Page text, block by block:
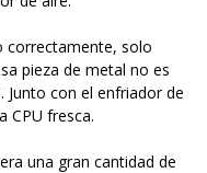
correctamente, solo
pieza de metal no es
Junto con el enfriador de
CPU fresca.
una gran cantidad de